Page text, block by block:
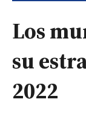
Los
su
2022